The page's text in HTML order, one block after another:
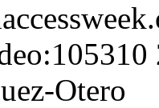
Otero